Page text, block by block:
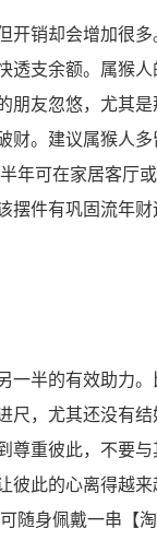
销却会增加很多
透支余额。属猴人
朋友忽悠，尤其是
财。建议属猴人
年可在家居客厅
摆件有巩固流年财
半的有效助力。
尺，尤其还没有
尊重彼此，不要与
此的心离得越来
随身佩戴一串【